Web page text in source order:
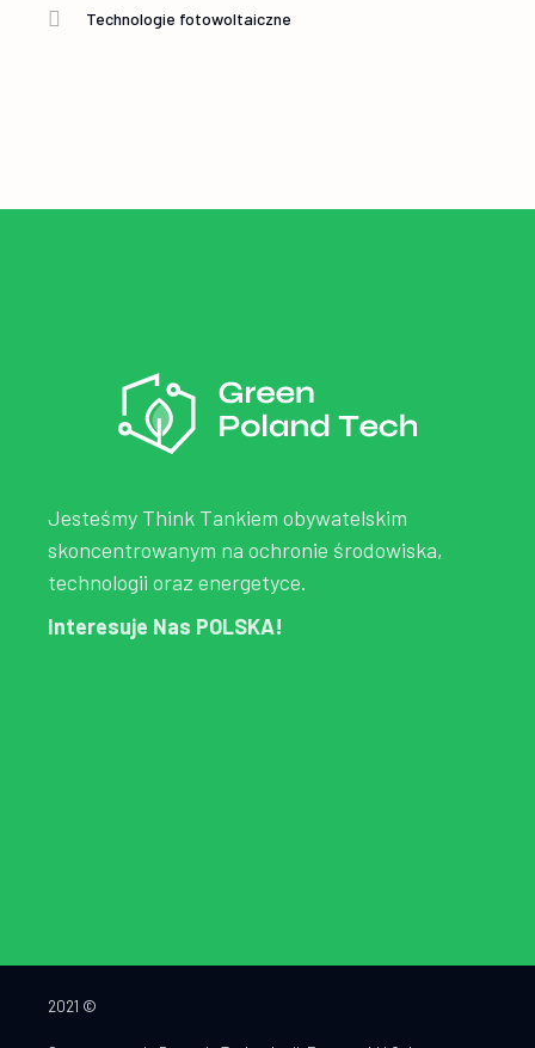
Technologie fotowoltaiczne
Jesteśmy Think Tankiem obywatelskim
skoncentrowanym na ochronie środowiska,
technologii oraz energetyce.
Interesuje Nas POLSKA!
2021 ©